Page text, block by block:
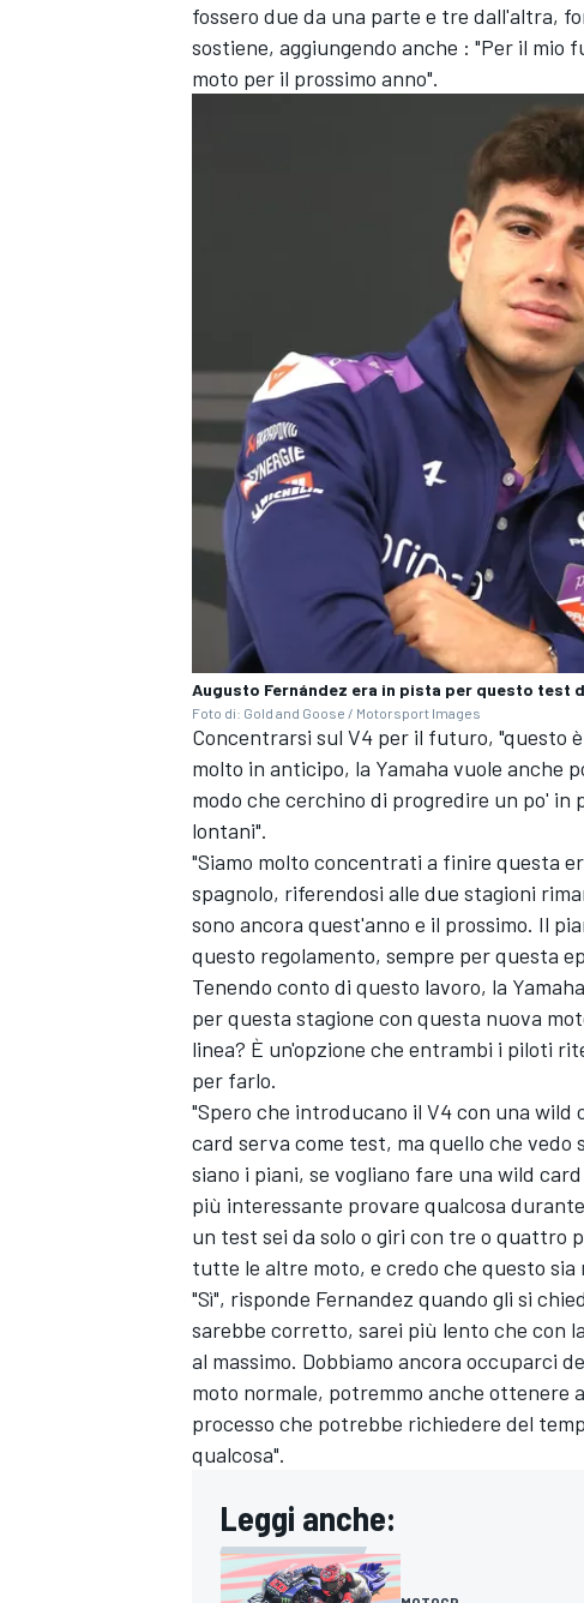
MONOMARCA
RALLY
fossero due da una parte e tre dall'altra,
sostiene, aggiungendo anche : "Per il mio
moto per il prossimo anno".
Augusto Fernández era in pista per questo test
Foto di: Gold and Goose / Motorsport Images
Concentrarsi sul V4 per il futuro, "questo
molto in anticipo, la Yamaha vuole anche
modo che cerchino di progredire un po' in
lontani".
"Siamo molto concentrati a finire questa
spagnolo, riferendosi alle due stagioni
sono ancora quest'anno e il prossimo. Il
questo regolamento, sempre per questa
Tenendo conto di questo lavoro, la
per questa stagione con questa nuova
linea? È un'opzione che entrambi i piloti
per farlo.
"Spero che introducano il V4 con una wild
card serva come test, ma quello che
siano i piani, se vogliano fare una wild
più interessante provare qualcosa
un test sei da solo o giri con tre o quattro
tutte le altre moto, e credo che questo sia
"Sì", risponde Fernandez quando gli si
sarebbe corretto, sarei più lento che con
al massimo. Dobbiamo ancora occuparci
moto normale, potremmo anche ottenere
processo che potrebbe richiedere del
qualcosa".
Leggi anche: